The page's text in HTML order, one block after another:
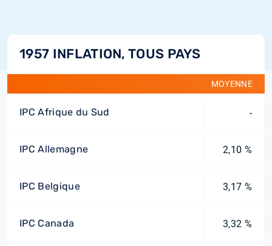
1957 INFLATION, TOUS PAYS
MOYENNE
IPC Afrique du Sud -
IPC Allemagne 2,10 %
IPC Belgique 3,17 %
IPC Canada 3,32 %